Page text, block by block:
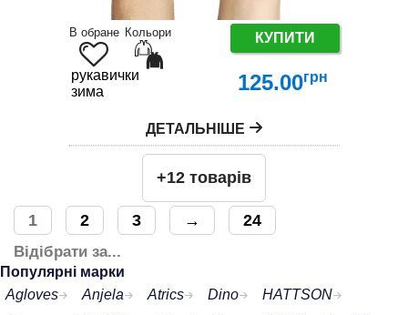
В обране Кольори КУПИТИ
рукавички
зима
125.00грн
ДЕТАЛЬНІШЕ
+12 товарів
1 2 3 →
24
Відібрати за...
Популярні марки
Agloves
Anjela Atrics Dino
HATTSON